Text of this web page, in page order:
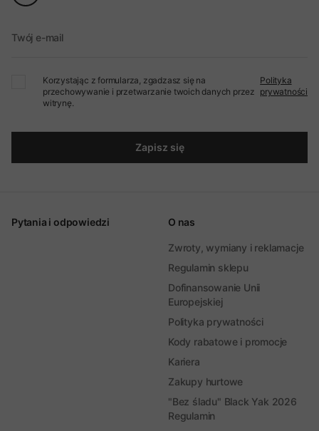
Twój e-mail
Korzystając z formularza, zgadzasz się na
przechowywanie i przetwarzanie twoich danych przez
witrynę.
Polityka
prywatności
Zapisz się
Pytania i odpowiedzi O nas
Zwroty, wymiany i reklamacje
Regulamin sklepu
Dofinansowanie Unii
Europejskiej
Polityka prywatności
Kody rabatowe i promocje
Kariera
Zakupy hurtowe
"Bez śladu" Black Yak 2026
Regulamin